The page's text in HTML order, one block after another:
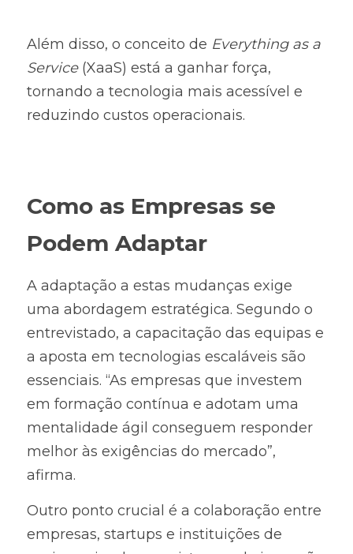
Além disso, o conceito de Everything as a
Service (XaaS) está a ganhar força,
tornando a tecnologia mais acessível e
reduzindo custos operacionais.
Como as Empresas se
Podem Adaptar
A adaptação a estas mudanças exige
uma abordagem estratégica. Segundo o
entrevistado, a capacitação das equipas e
a aposta em tecnologias escaláveis são
essenciais. “As empresas que investem
em formação contínua e adotam uma
mentalidade ágil conseguem responder
melhor às exigências do mercado”,
afirma.
Outro ponto crucial é a colaboração entre
empresas, startups e instituições de